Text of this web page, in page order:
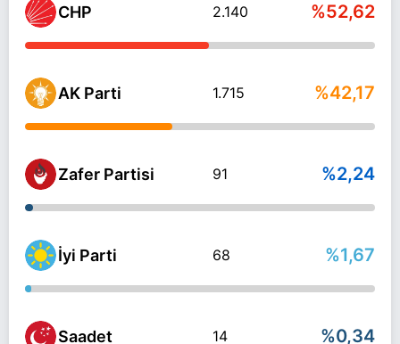
CHP 2.140 %52,62
AK Parti 1.715 %42,17
Zafer Partisi 91 %2,24
İyi Parti 68 %1,67
Saadet 14 %0,34